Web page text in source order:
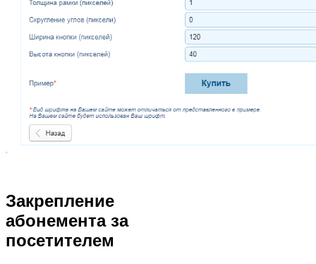
Закрепление
абонемента за
посетителем